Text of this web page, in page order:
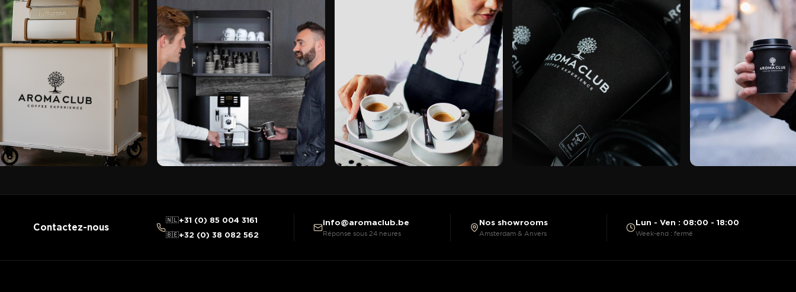
Contactez-nous
🇳🇱+31 (0) 85 004 3161
🇧🇪+32 (0) 38 082 562
info@aromaclub.be
Réponse sous 24 heures
Nos showrooms
Amsterdam & Anvers
Lun - Ven : 08:00 - 18:00
Week-end : fermé